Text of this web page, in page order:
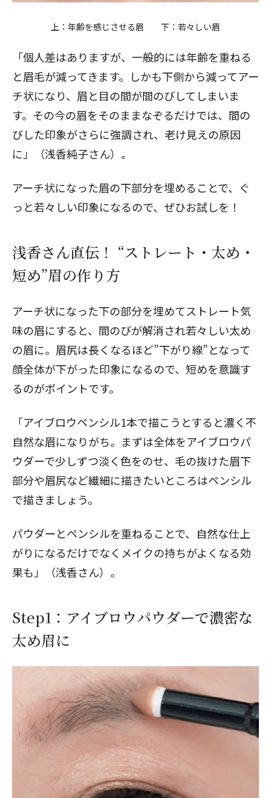
上：年齢を感じさせる眉 下：若々しい眉
「個人差はありますが、一般的には年齢を重ねる
と眉毛が減ってきます。しかも下側から減ってアー
チ状になり、眉と目の間が間のびしてしまいま
す。その今の眉をそのままなぞるだけでは、間の
びした印象がさらに強調され、老け見えの原因
に」（浅香純子さん）。
アーチ状になった眉の下部分を埋めることで、ぐ
っと若々しい印象になるので、ぜひお試しを！
浅香さん直伝！ “ストレート・太め・
短め”眉の作り方
アーチ状になった下の部分を埋めてストレート気
味の眉にすると、間のびが解消され若々しい太め
の眉に。眉尻は長くなるほど”下がり線”となって
顔全体が下がった印象になるので、短めを意識す
るのがポイントです。
「アイブロウペンシル1本で描こうとすると濃く不
自然な眉になりがち。まずは全体をアイブロウパ
ウダーで少しずつ淡く色をのせ、毛の抜けた眉下
部分や眉尻など繊細に描きたいところはペンシル
で描きましょう。
パウダーとペンシルを重ねることで、自然な仕上
がりになるだけでなくメイクの持ちがよくなる効
果も」（浅香さん）。
Step1：アイブロウパウダーで濃密な
太め眉に